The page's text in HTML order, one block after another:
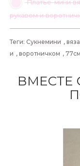
Платье-мини
рукавом и
Теги: Сукнемини ,
и , воротничком , 77см
ВМЕСТЕ